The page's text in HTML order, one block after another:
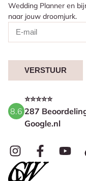
Wedding Planner en
naar jouw droomjurk.
VERSTUUR
8.6
⭐⭐⭐⭐⭐
287
Google.nl